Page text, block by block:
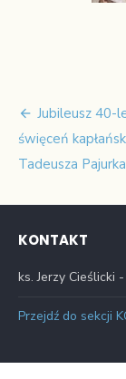
wpisu
Jubileusz 40-
święceń
Tadeusza Pajurka
KONTAKT
ks. Jerzy Cieślicki -
Przejdź do sekcji